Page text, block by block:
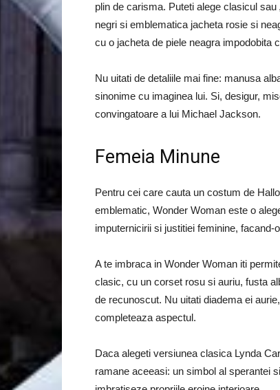
plin de carisma. Puteti alege clasicul
negri si emblematica jacheta rosie si
cu o jacheta de piele neagra impodobita
Nu uitati de detaliile mai fine: manusa
sinonime cu imaginea lui. Si, desigur,
convingatoare a lui Michael Jackson.
Femeia Minune
Pentru cei care cauta un costum de
emblematic, Wonder Woman este o
imputernicirii si justitiei feminine,
A te imbraca in Wonder Woman iti
clasic, cu un corset rosu si auriu, fusta
de recunoscut. Nu uitati diadema ei
completeaza aspectul.
Daca alegeti versiunea clasica Lynda
ramane aceeasi: un simbol al sperantei